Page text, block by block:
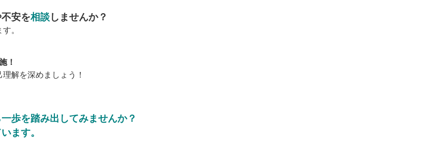
不安を相談しませんか？
。
！
解を深めましょう！
歩を踏み出してみませんか？
ます。